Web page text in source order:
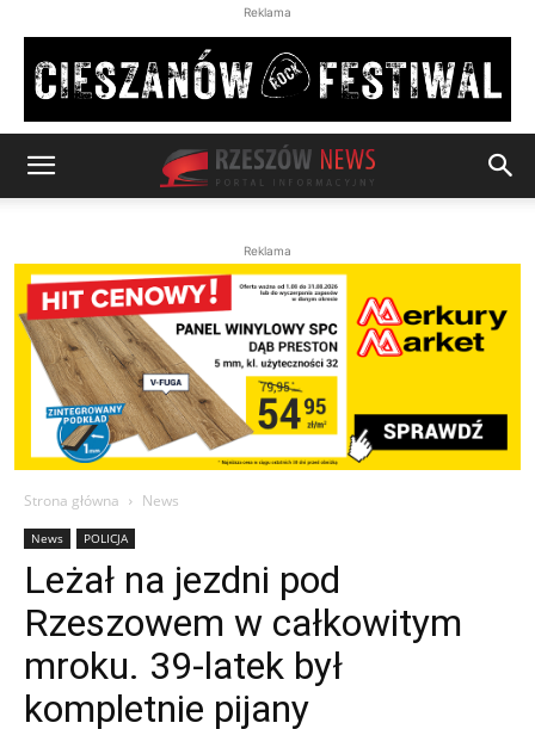
Reklama
Reklama
Strona główna News
News POLICJA
Leżał na jezdni pod
Rzeszowem w całkowitym
mroku. 39-latek był
kompletnie pijany